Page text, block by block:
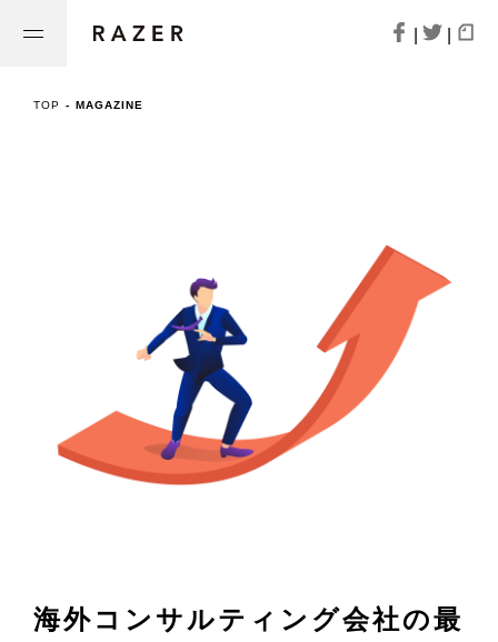
TOP - MAGAZINE
海外コンサルティング会社の最